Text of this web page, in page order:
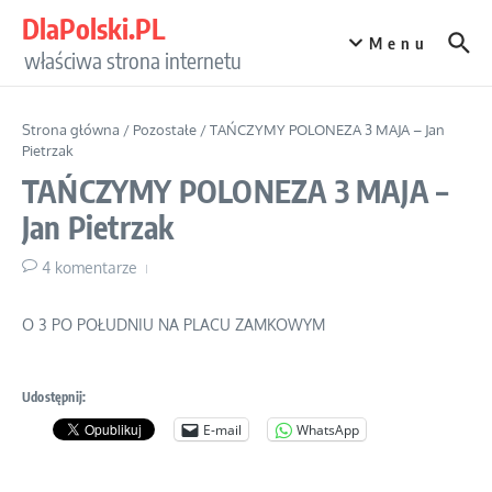
DlaPolski.PL
właściwa strona internetu
Menu
Strona główna / Pozostałe /TAŃCZYMY POLONEZA 3 MAJA – Jan
Pietrzak
TAŃCZYMY POLONEZA 3 MAJA –
Jan Pietrzak
4 komentarze
O 3 PO POŁUDNIU NA PLACU ZAMKOWYM
Udostępnij:
E-mail WhatsApp